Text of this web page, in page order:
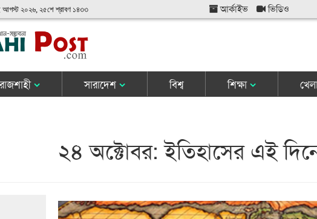
আগস্ট ২০২৬, ২৫শে শ্রাবণ ১৪৩৩ আর্কাইভ ভিডিও
সারাদেশ বিশ্ব শিক্ষা
২৪ অক্টোবর: ইতিহাসের এই